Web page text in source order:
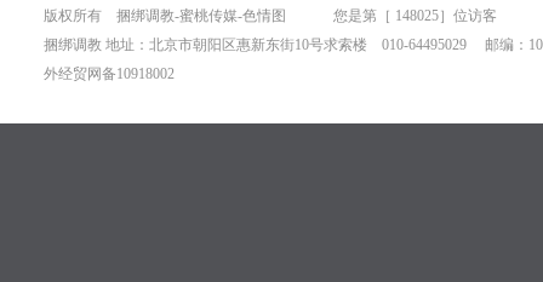
版权所有 捆绑调教-蜜桃传媒-色情图 您是第［ 148025］位访客
捆绑调教 地址：北京市朝阳区惠新东街10号求索楼 010-64495029 邮编：
外经贸网备10918002